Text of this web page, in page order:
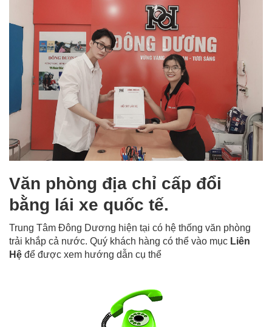
Văn phòng địa chỉ cấp đổi
bằng lái xe quốc tế.
Trung Tâm Đông Dương hiện tại có hệ thống văn phòng
trải khắp cả nước. Quý khách hàng có thể vào mục Liên
Hệ để được xem hướng dẫn cụ thể